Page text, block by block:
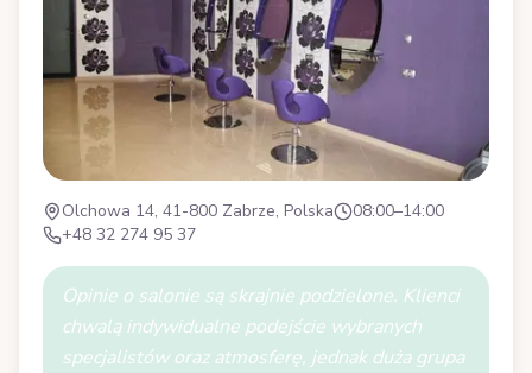
Olchowa 14, 41-800 Zabrze, Polska
08:00–14:00
+48 32 274 95 37
Opinie o salonie są skrajnie podzielone. Klienci
chwalą indywidualne podejście wybranych
specjalistów oraz atmosferę, jednak duża grupa